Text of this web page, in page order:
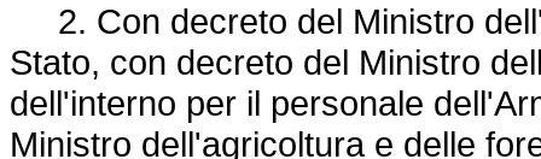
2. Con decreto del Ministro
Stato, con decreto del Ministro
dell'interno per il personale
Ministro dell'agricoltura e delle